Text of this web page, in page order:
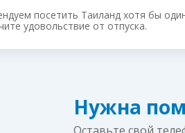
посетить Таиланд хотя бы
удовольствие от отпуска.
Нужна